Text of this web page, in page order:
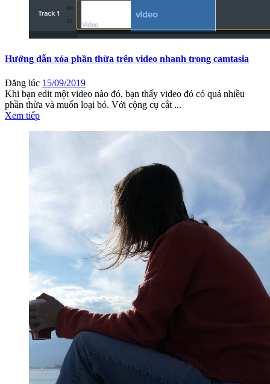
Hướng dẫn xóa phần thừa trên video nhanh trong camtasia
Đăng lúc 15/09/2019
Khi bạn edit một video nào đó, bạn thấy video đó có quá nhiều
phần thừa và muốn loại bỏ. Với cộng cụ cắt ...
Xem tiếp